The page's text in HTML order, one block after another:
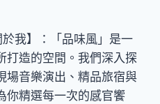
我】：「品味風」是一
打造的空間。我們深入探
場音樂演出、精品旅宿與
你精選每一次的感官饗